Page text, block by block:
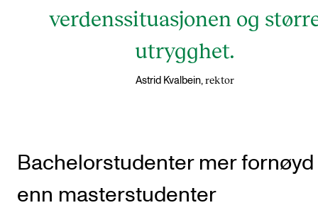
verdenssituasjonen og
utrygghet.
Astrid Kvalbein, rektor
Bachelorstudenter mer fornøyd
enn masterstudenter